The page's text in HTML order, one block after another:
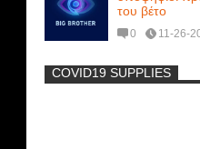
του βέτο
0 11-26-
-
COVID19 SUPPLIES